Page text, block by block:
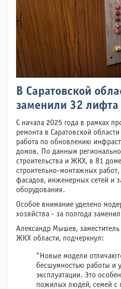
В Саратовской
заменили 32 лифта
С начала 2025 года в рамках
ремонта в Саратовской
работа по обновлению
домов. По данным
строительства и ЖКХ, в 81
строительно-монтажных
фасадов, инженерных сетей и
оборудования.
Особое внимание уделено
хозяйства - за полгода
Александр Мышев, заместитель
ЖКХ области, подчеркнул:
"Новые модели
бесшумностью работы и
эксплуатации. Это
пожилых людей, семей с